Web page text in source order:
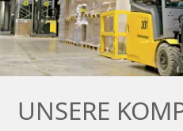
UNSERE